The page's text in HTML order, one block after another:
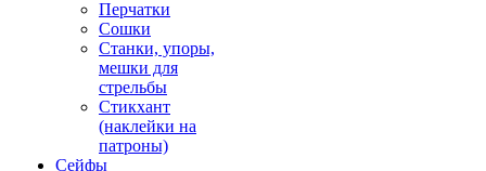
Перчатки
Сошки
Станки, упоры,
мешки для
стрельбы
Стикхант
(наклейки на
патроны)
Сейфы